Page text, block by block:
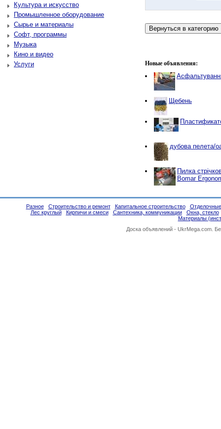
Культура и искусство
Промышленное оборудование
Сырье и материалы
Софт, программы
Музыка
Кино и видео
Услуги
Новые объявления:
Щебень
дубова пелета/
Пилка
Bomar
Разное Строительство и ремонт Капитальное строительство
Лес круглый
Кирпичи и смеси Сантехника, коммуникации
Окна, стекло
Материалы
Доска объявлений - UkrMega.com.